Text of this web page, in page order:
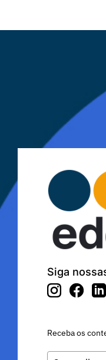
Siga
Receba os